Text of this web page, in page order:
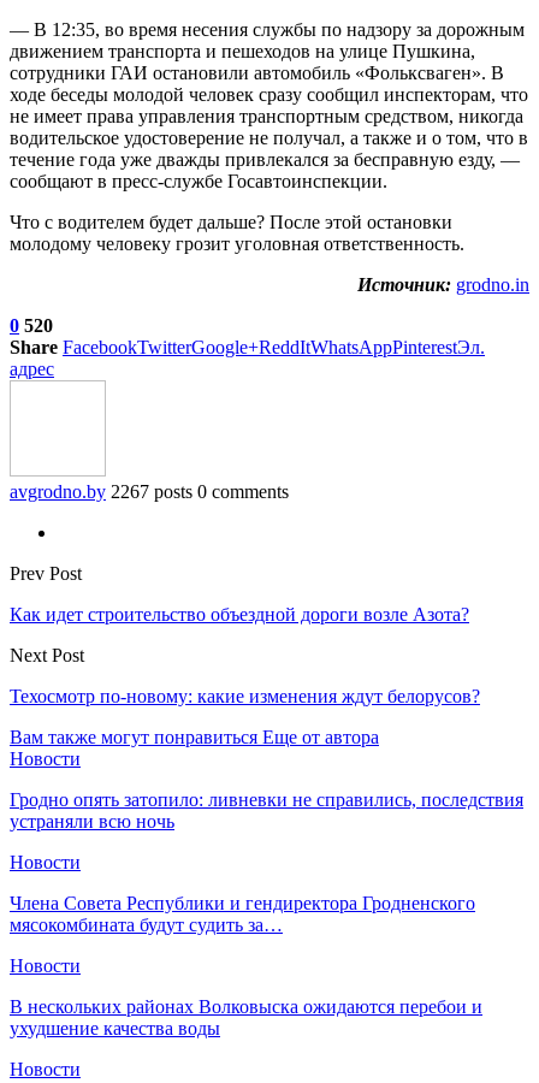
— В 12:35, во время несения службы по надзору за дорожным
движением транспорта и пешеходов на улице Пушкина,
сотрудники ГАИ остановили автомобиль «Фольксваген». В
ходе беседы молодой человек сразу сообщил инспекторам, что
не имеет права управления транспортным средством, никогда
водительское удостоверение не получал, а также и о том, что в
течение года уже дважды привлекался за бесправную езду, —
сообщают в пресс-службе Госавтоинспекции.
Что с водителем будет дальше? После этой остановки
молодому человеку грозит уголовная ответственность.
Источник: grodno.in
0 520
Share FacebookTwitterGoogle+ReddItWhatsAppPinterestЭл.
адрес
avgrodno.by 2267 posts 0 comments
Prev Post
Как идет строительство объездной дороги возле Азота?
Next Post
Техосмотр по-новому: какие изменения ждут белорусов?
Вам также могут понравиться Еще от автора
Новости
Гродно опять затопило: ливневки не справились, последствия
устраняли всю ночь
Новости
Члена Совета Республики и гендиректора Гродненского
мясокомбината будут судить за…
Новости
В нескольких районах Волковыска ожидаются перебои и
ухудшение качества воды
Новости